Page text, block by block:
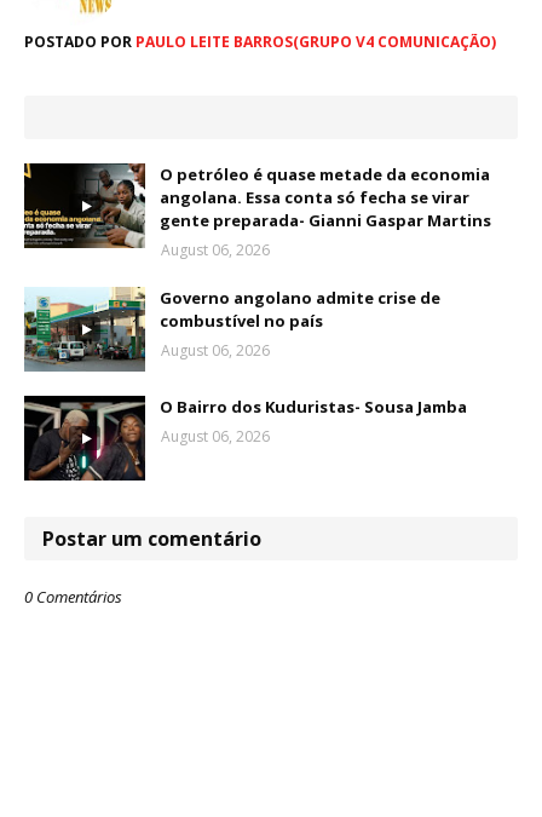
POSTADO POR PAULO LEITE BARROS(GRUPO V4 COMUNICAÇÃO)
O petróleo é quase metade da economia
angolana. Essa conta só fecha se virar
gente preparada- Gianni Gaspar Martins
August 06, 2026
Governo angolano admite crise de
combustível no país
August 06, 2026
O Bairro dos Kuduristas- Sousa Jamba
August 06, 2026
Postar um comentário
0 Comentários